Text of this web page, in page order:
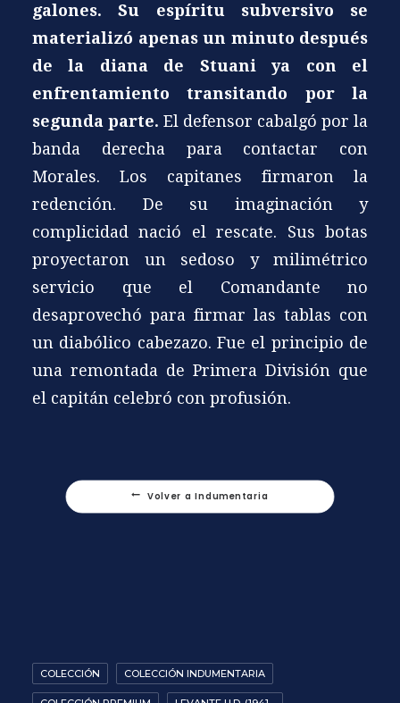
galones. Su espíritu subversivo se
materializó apenas un minuto después
de la diana de Stuani ya con el
enfrentamiento transitando por la
segunda parte. El defensor cabalgó por la
banda derecha para contactar con
Morales. Los capitanes firmaron la
redención. De su imaginación y
complicidad nació el rescate. Sus botas
proyectaron un sedoso y milimétrico
servicio que el Comandante no
desaprovechó para firmar las tablas con
un diabólico cabezazo. Fue el principio de
una remontada de Primera División que
el capitán celebró con profusión.
Volver a Indumentaria
COLECCIÓN COLECCIÓN INDUMENTARIA